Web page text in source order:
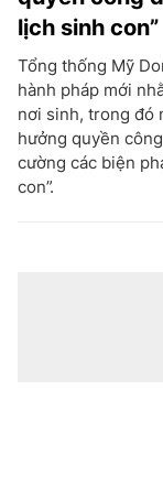
lịch sinh con”
Tổng thống Mỹ
hành pháp mới
nơi sinh, trong đó
hưởng quyền
cường các biện
con”.